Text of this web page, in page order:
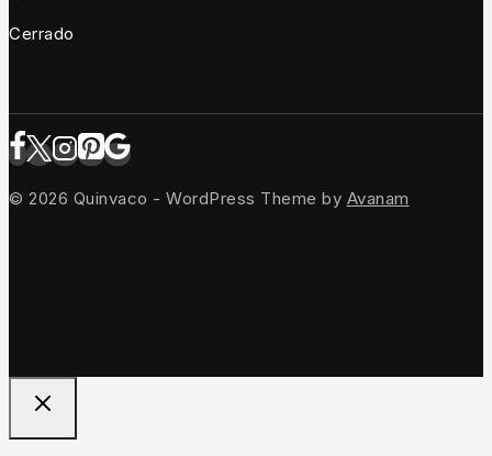
Cerrado
© 2026 Quinvaco - WordPress Theme by Avanam